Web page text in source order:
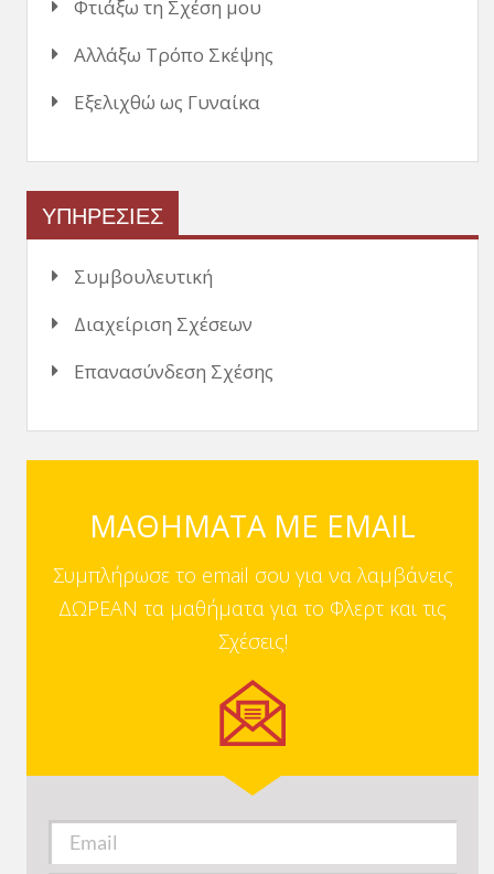
Φτιάξω τη Σχέση μου
Αλλάξω Τρόπο Σκέψης
Εξελιχθώ ως Γυναίκα
ΥΠΗΡΕΣΙΕΣ
Συμβουλευτική
Διαχείριση Σχέσεων
Επανασύνδεση Σχέσης
ΜΑΘΗΜΑΤΑ ΜΕ EMAIL
Συμπλήρωσε το email σου για να λαμβάνεις
ΔΩΡΕΑΝ τα μαθήματα για το Φλερτ και τις
Σχέσεις!